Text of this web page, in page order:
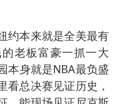
约本来就是全美最有
老板富豪一抓一大
本身就是NBA最负盛
看总决赛见证历史，